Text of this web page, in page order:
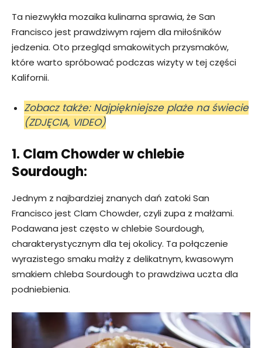
Ta niezwykła mozaika kulinarna sprawia, że San
Francisco jest prawdziwym rajem dla miłośników
jedzenia. Oto przegląd smakowitych przysmaków,
które warto spróbować podczas wizyty w tej części
Kalifornii.
Zobacz także: Najpiękniejsze plaże na świecie
(ZDJĘCIA, VIDEO)
1. Clam Chowder w chlebie
Sourdough:
Jednym z najbardziej znanych dań zatoki San
Francisco jest Clam Chowder, czyli zupa z małżami.
Podawana jest często w chlebie Sourdough,
charakterystycznym dla tej okolicy. Ta połączenie
wyrazistego smaku małży z delikatnym, kwasowym
smakiem chleba Sourdough to prawdziwa uczta dla
podniebienia.